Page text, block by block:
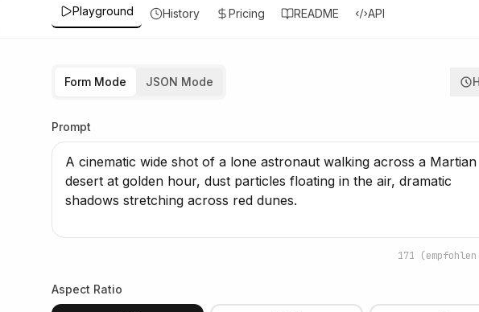
Playground History Pricing README API
Form Mode JSON Mode
Prompt
171
Aspect Ratio